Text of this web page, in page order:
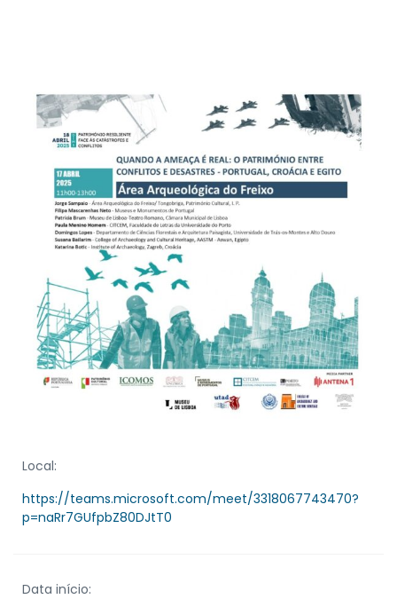
Local:
https://teams.microsoft.com/meet/3318067743470?
p=naRr7GUfpbZ80DJtT0
Data início: